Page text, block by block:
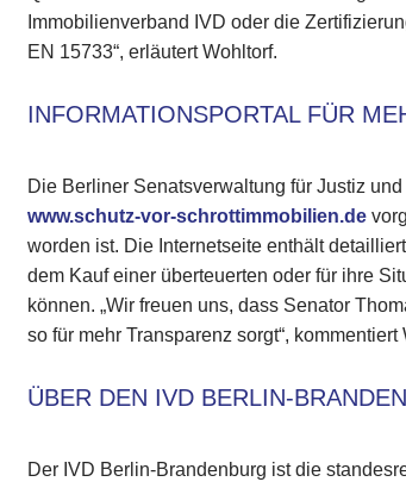
Immobilienverband IVD oder die
EN 15733“, erläutert Wohltorf.
INFORMATIONSPORTAL FÜR
Die Berliner Senatsverwaltung für Justiz
www.schutz-vor-schrottimmobilien.de
worden ist. Die Internetseite enthält
dem Kauf einer überteuerten oder für ihre
können. „Wir freuen uns, dass Senator
so für mehr Transparenz sorgt“, kommentiert
ÜBER DEN IVD BERLIN-
Der IVD Berlin-Brandenburg ist die